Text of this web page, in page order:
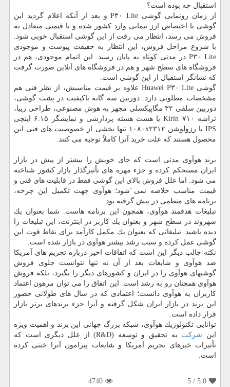
استقبال چه بوده است؟
از زمان رونمایی گوشی P۳۰ Lite و بعد از آنكه اعلام گردید این
گوشی با اختصاص ارز نیمایی وارد كشور شده و با قیمتی متعادل به
فروش می رسد، انتظار می رفت از این گوشی استقبال خوبی شود.
با شروع مراحل فروش، این انتظار به حقیقت پیوست و موجودی
P۳۰ Lite در مدتی كوتاه به پایان رسید. این اتمام موجودی، هم در
فروشگاه های سطح شهر و هم در فروشگاه های آنلاین صورت گرفت
كه نشانگر استقبال از این گوشی است.
گوشی Huawei P۳۰ Lite علاوه بر قیمت مناسبش، از نظر فنی هم
مشخصات مطلوبی دارد. دوربین سه گانه باكیفیت در پشت گوشی،
دوربین سلفی ۳۲ مگاپیكسلی مجهز به هوش مصنوعی، طراحی زیبا،
تراشه Kirin ۷۱۰ با هشت هسته پردازشی و نمایشگر ۶.۱۵ اینچی
IPS با رزولوشن ۱۰۸۰x۲۳۱۲ تنها بخشی از خصوصیت های فنی این
محصول هستند كه علت خرید آنرا كاملاً توجیه می كنند.
برند هوآوی مدتی است كه جای خویش را بیشتر از پیش در بازار
ایران مستحكم كرده و جزء مهره های تأثیرگذار بازار كشور شناخته
می شود. اما علل فروش بالای این گوشی فقط در قابلیت های فنی و
قیمت مناسب خلاصه نمی َشود؛ هوآوی جهت تكمیل این چرخه،
برنامه های منظمی در پیش گرفته بود.
تبلیغات هدفمند هوآوی، همچون این برنامه هاست. شما بعنوان یك
شهروند در سطح شهر و بعنوان یك كاربر در اینترنت، این تبلیغات را
دیده باشید. تبلیغاتی كه بعنوان یك مكمل كارآمد برای نقاط قوت این
گوشی عمل كرده و سبب رشد بیشتر هوآوی در بازار شده است.
نكته جالب دیگر این است كه اتفاقات اخیر درباره تحریم های آمریكا
ضد هوآوی و شایعات بعد از آن نه تنها نتوانست جلوی فروش
گوشیهای هوآوی را در ایران و كشورهای دیگر را بگیرد، بلكه فروش
هوآوی همچنان رو به رشد است. این اتفاق را می توان مرهون اعتماد
كاربران به هوآوی دانست؛ اعتمادی كه در سال های طولانی حضور
این برند در بازار ایران شكل گرفته و آنرا جزء برندهای برتر بازار
قرار داده است.
توانایی تكنولوژیك هوآوی، شبكه بزرگ جهانی این برند و اهمیت ویژه
این شركت
به تحقیق و توسعه (R&D) از علل دیگری است كه
تأثیرات خبرهای تحریم آمریكا و شایعات پیرامون آنرا خنثی كرده
است.
5.0
/ 5
4740